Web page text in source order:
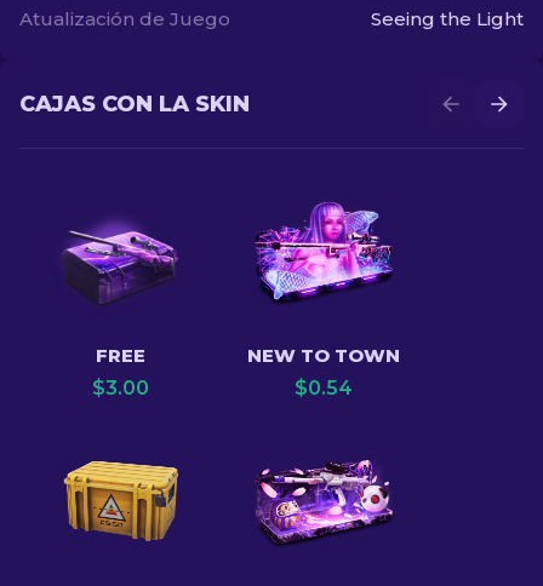
Atualización de Juego
Seeing the Light
CAJAS CON LA SKIN
FREE
$3.00
NEW TO TOWN
$0.54